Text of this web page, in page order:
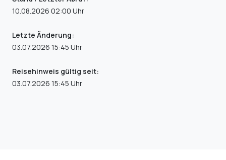
10.08.2026 02:00 Uhr
Letzte Änderung:
03.07.2026 15:45 Uhr
Reisehinweis gültig seit:
03.07.2026 15:45 Uhr